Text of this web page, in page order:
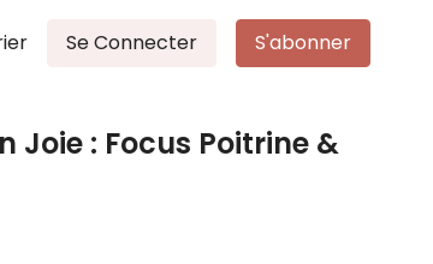
Se Connecter S'abonner
Joie : Focus Poitrine &